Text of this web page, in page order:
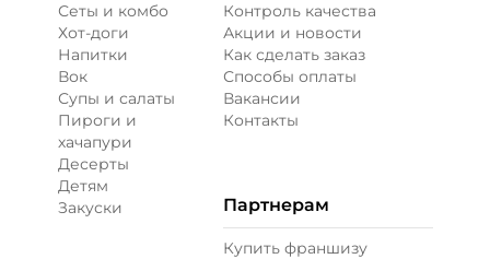
Сеты и комбо
Хот-доги
Напитки
Вок
Супы и салаты
Пироги и
хачапури
Десерты
Детям
Закуски
Контроль качества
Акции и новости
Как сделать заказ
Способы оплаты
Вакансии
Контакты
Партнерам
Купить франшизу